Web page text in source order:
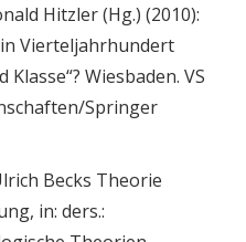
Hitzler (Hg.) (2010):
Vierteljahrhundert
Wiesbaden. VS
Springer
Becks Theorie
in: ders.: